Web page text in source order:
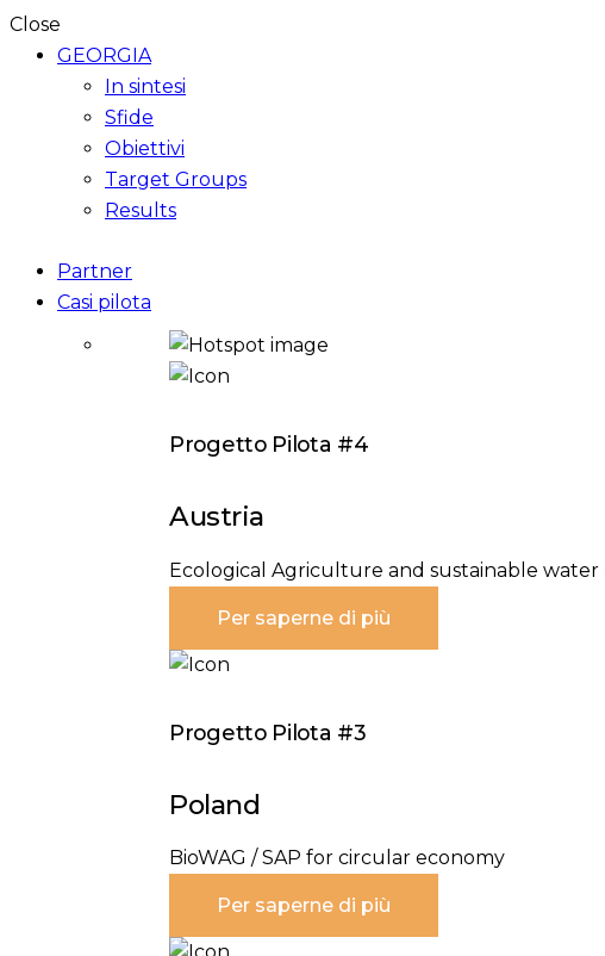
Close
GEORGIA
In sintesi
Sfide
Obiettivi
Target Groups
Results
Partner
Casi pilota
Progetto Pilota #4
Austria
Ecological Agriculture and sustainable water
Per saperne di più
Progetto Pilota #3
Poland
BioWAG / SAP for circular economy
Per saperne di più